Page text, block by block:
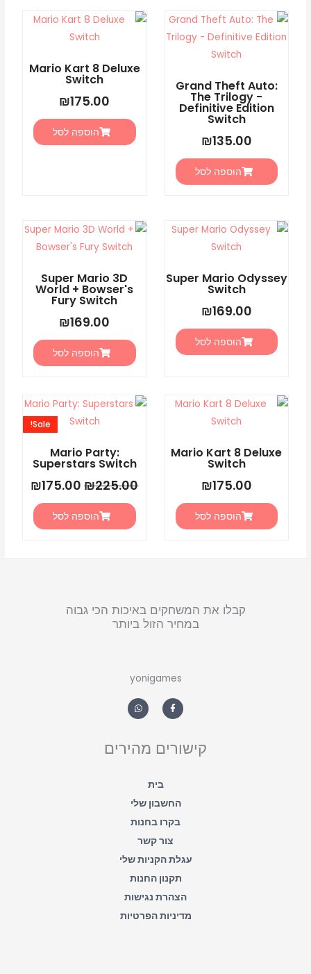
Grand Theft Auto:
The Trilogy -
Definitive Edition
Switch
₪135.00
הוספה לסל
Mario Kart 8 Deluxe
Switch
₪175.00
הוספה לסל
Super Mario Odyssey
Switch
₪169.00
הוספה לסל
Super Mario 3D
World + Bowser's
Fury Switch
₪169.00
הוספה לסל
Mario Kart 8 Deluxe
Switch
₪175.00
הוספה לסל
Mario Party:
Superstars Switch
Sale!
₪225.00
המחיר
המקורי
₪225.00.
₪175.00
הוא:
הוספה לסל
קבלו את המשחקים באיכות הכי גבוה
במחיר הזול ביותר
yonigames
a
c
e
o
h
a
t
p
p
קישורים מהירים
בית
החשבון שלי
בקרו בחנות
צור קשר
עגלת הקניות שלי
תקנון החנות
הצהרת נגישות
מדיניות הפרטיות